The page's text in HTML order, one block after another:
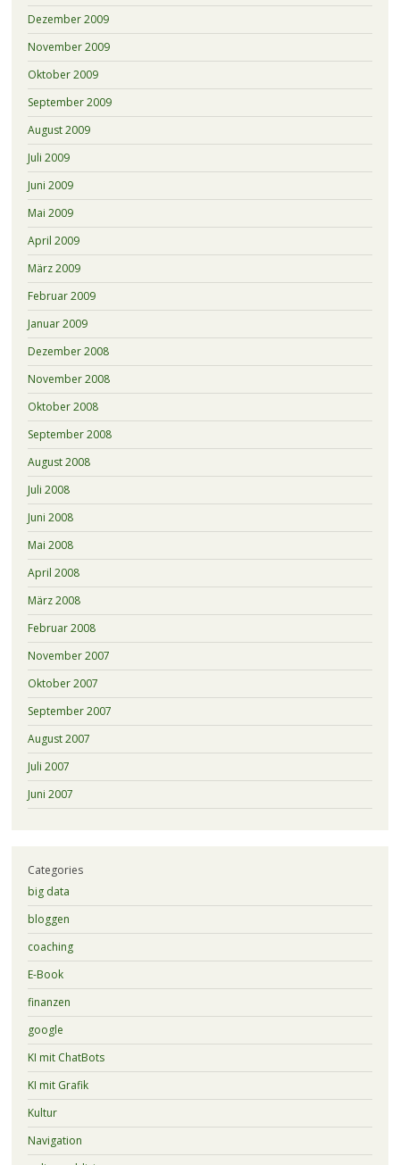
Dezember 2009
November 2009
Oktober 2009
September 2009
August 2009
Juli 2009
Juni 2009
Mai 2009
April 2009
März 2009
Februar 2009
Januar 2009
Dezember 2008
November 2008
Oktober 2008
September 2008
August 2008
Juli 2008
Juni 2008
Mai 2008
April 2008
März 2008
Februar 2008
November 2007
Oktober 2007
September 2007
August 2007
Juli 2007
Juni 2007
Categories
big data
bloggen
coaching
E-Book
finanzen
google
KI mit ChatBots
KI mit Grafik
Kultur
Navigation